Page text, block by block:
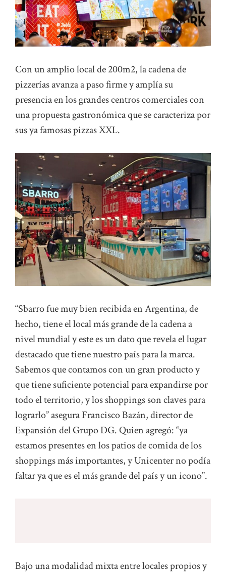
Con un amplio local de 200m2, la cadena de
pizzerías avanza a paso firme y amplía su
presencia en los grandes centros comerciales con
una propuesta gastronómica que se caracteriza por
sus ya famosas pizzas XXL.
“Sbarro fue muy bien recibida en Argentina, de
hecho, tiene el local más grande de la cadena a
nivel mundial y este es un dato que revela el lugar
destacado que tiene nuestro país para la marca.
Sabemos que contamos con un gran producto y
que tiene suficiente potencial para expandirse por
todo el territorio, y los shoppings son claves para
lograrlo” asegura Francisco Bazán, director de
Expansión del Grupo DG. Quien agregó: “ya
estamos presentes en los patios de comida de los
shoppings más importantes, y Unicenter no podía
faltar ya que es el más grande del país y un icono”.
Bajo una modalidad mixta entre locales propios y